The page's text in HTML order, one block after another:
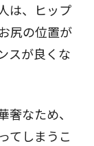
は、ヒップ
尻の位置が
スが良くな
なため、
てしまうこ